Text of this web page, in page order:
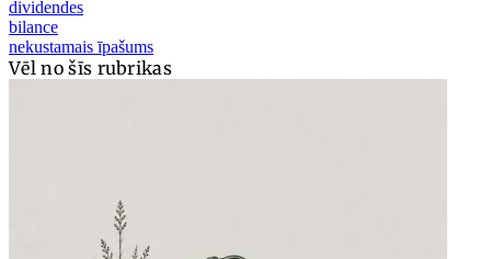
dividendes
bilance
nekustamais īpašums
Vēl no šīs rubrikas